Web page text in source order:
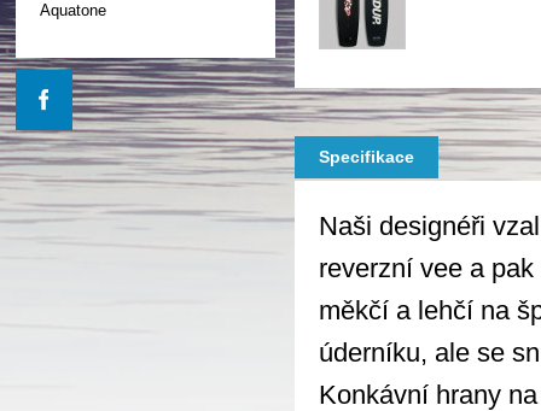
Aquatone
Specifikace
Naši designéři
reverzní vee a
měkčí a lehčí na
úderníku, ale se
Konkávní hrany